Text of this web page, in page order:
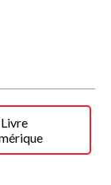
Livre